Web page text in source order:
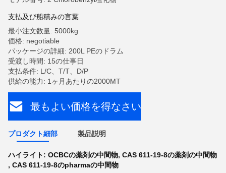
支払及び船積みの言葉
最小注文数量: 5000kg
価格: negotiable
パッケージの詳細: 200L PEのドラム
受渡し時間: 15の仕事日
支払条件: L/C、T/T、D/P
供給の能力: 1ヶ月あたりの2000MT
最もよい価格を得なさい
プロダクト細部 製品説明
ハイライト: OCBCの薬剤の中間物, CAS 611-19-8の薬剤の中間物
, CAS 611-19-8のpharmaの中間物